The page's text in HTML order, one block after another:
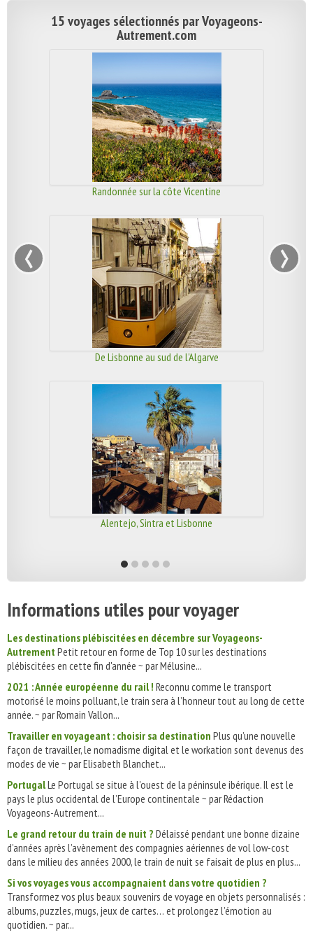
15 voyages sélectionnés par Voyageons-
Autrement.com
Randonnée sur la côte Vicentine
De Lisbonne au sud de l'Algarve
Alentejo, Sintra et Lisbonne
‹ ›
Informations utiles pour voyager
Les destinations plébiscitées en décembre sur Voyageons-
Autrement Petit retour en forme de Top 10 sur les destinations
plébiscitées en cette fin d'année ~ par Mélusine...
2021 : Année européenne du rail ! Reconnu comme le transport
motorisé le moins polluant, le train sera à l’honneur tout au long de cette
année. ~ par Romain Vallon...
Travailler en voyageant : choisir sa destination Plus qu’une nouvelle
façon de travailler, le nomadisme digital et le workation sont devenus des
modes de vie ~ par Elisabeth Blanchet...
PortugalLe Portugal se situe à l'ouest de la péninsule ibérique. Il est le
pays le plus occidental de l’Europe continentale ~ par Rédaction
Voyageons-Autrement...
Le grand retour du train de nuit ? Délaissé pendant une bonne dizaine
d’années après l’avènement des compagnies aériennes de vol low-cost
dans le milieu des années 2000, le train de nuit se faisait de plus en plus...
Si vos voyages vous accompagnaient dans votre quotidien ?
Transformez vos plus beaux souvenirs de voyage en objets personnalisés :
albums, puzzles, mugs, jeux de cartes… et prolongez l’émotion au
quotidien. ~ par...